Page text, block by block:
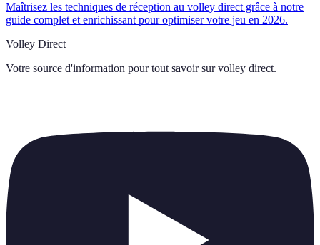
Maîtrisez les techniques de réception au volley direct grâce à notre
guide complet et enrichissant pour optimiser votre jeu en 2026.
Volley Direct
Votre source d'information pour tout savoir sur volley direct.